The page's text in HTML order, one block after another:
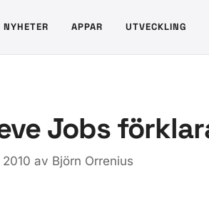
NYHETER APPAR UTVECKLING
Jobs
av Björn Orrenius